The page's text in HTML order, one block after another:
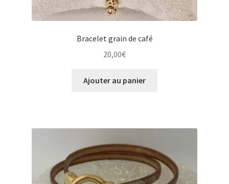
Bracelet grain de café
20,00€
Ajouter au panier